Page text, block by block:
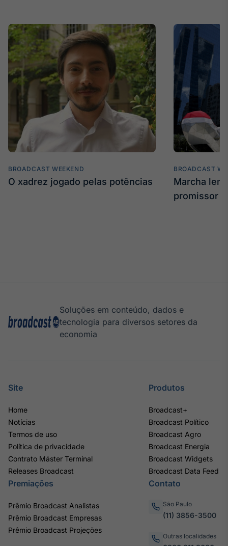
Broadcast
Fundos
A melhor
plataforma para
analisar fundos
de investimento
no Brasil
IA
Em breve
BroadFast
BROADCAST WEEKEND
O xadrez jogado pelas potências
BROADCAST
Marcha
promissor
Soluções em conteúdo, dados e
tecnologia para diversos setores da
economia
Site
Home
Notícias
Termos de uso
Política de privacidade
Contrato Máster Terminal
Releases Broadcast
Produtos
Broadcast+
Broadcast Político
Broadcast Agro
Broadcast Energia
Broadcast Widgets
Broadcast Data Feed
Premiações
Prêmio Broadcast Analistas
Prêmio Broadcast Empresas
Prêmio Broadcast Projeções
Contato
São Paulo
(11) 3856-3500
Outras localidades